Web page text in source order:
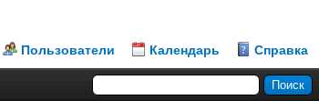
Пользователи Календарь Справка